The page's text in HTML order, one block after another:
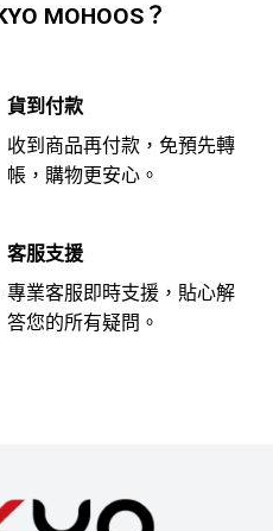
MOHOOS？
貨到付款
收到商品再付款，免預先轉
帳，購物更安心。
客服支援
專業客服即時支援，貼心解
答您的所有疑問。